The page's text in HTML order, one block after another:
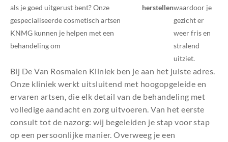
als je goed uitgerust bent? Onze
gespecialiseerde cosmetisch artsen
KNMG kunnen je helpen met een
behandeling om
herstellenwaardoor je
gezicht er
weer fris en
stralend
uitziet.
Bij De Van Rosmalen Kliniek ben je aan het juiste adres.
Onze kliniek werkt uitsluitend met hoogopgeleide en
ervaren artsen, die elk detail van de behandeling met
volledige aandacht en zorg uitvoeren. Van het eerste
consult tot de nazorg: wij begeleiden je stap voor stap
op een persoonlijke manier. Overweeg je een